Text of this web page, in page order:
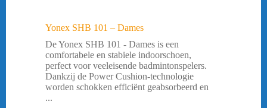
Yonex SHB 101 – Dames
De Yonex SHB 101 - Dames is een
comfortabele en stabiele indoorschoen,
perfect voor veeleisende badmintonspelers.
Dankzij de Power Cushion-technologie
worden schokken efficiënt geabsorbeerd en
...